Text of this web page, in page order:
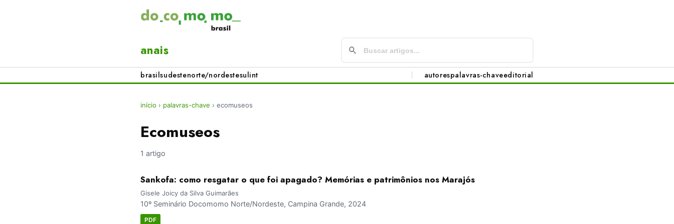
anais
brasilsudestenorte/nordestesulint autorespalavras-chaveeditorial
início › palavras-chave › ecomuseos
Ecomuseos
1 artigo
Sankofa: como resgatar o que foi apagado? Memórias e patrimônios nos Marajós
Gisele Joicy da Silva Guimarães
10º Seminário Docomomo Norte/Nordeste, Campina Grande, 2024
PDF